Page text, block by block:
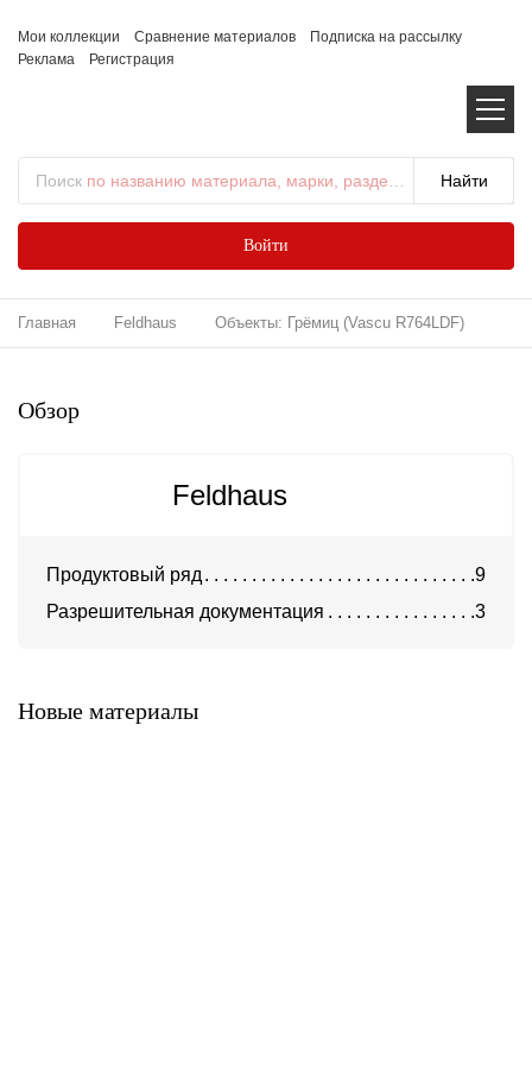
Мои коллекции Сравнение материалов
Подписка на рассылку
Реклама
Регистрация
Поиск по названию материала, марки, раздела...
Войти
Главная Feldhaus Объекты: Грёмиц (Vascu R764LDF)
Обзор
Feldhaus
Продуктовый ряд
9
Разрешительная документация
3
Новые материалы